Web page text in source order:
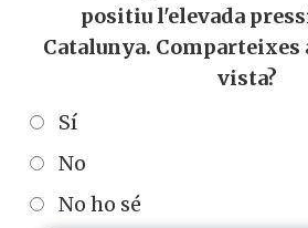
positiu l'elevada
Catalunya. Comparteixes
vista?
Sí
No
No ho sé